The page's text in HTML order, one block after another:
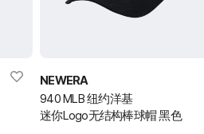
NEWERA
940 MLB 纽约洋基
迷你Logo无结构棒球帽 黑色